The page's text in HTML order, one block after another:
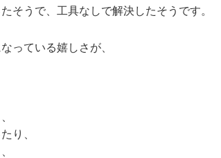
そうで、工具なしで解決したそうです。
っている嬉しさが、
り、